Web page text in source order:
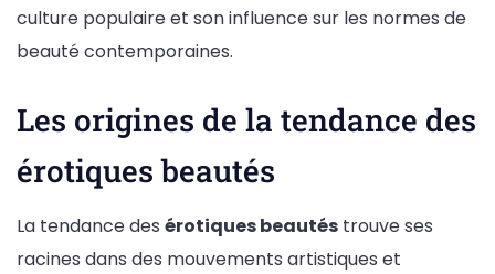
culture populaire et son influence sur les normes de
beauté contemporaines.
Les origines de la tendance des
érotiques beautés
La tendance des érotiques beautés trouve ses
racines dans des mouvements artistiques et